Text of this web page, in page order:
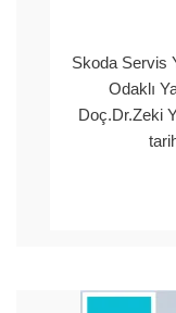
Skoda Servis
Odaklı
Doç.Dr.Zeki